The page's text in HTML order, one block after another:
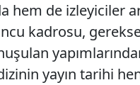
hem de izleyiciler
kadrosu,
yayın tarihi